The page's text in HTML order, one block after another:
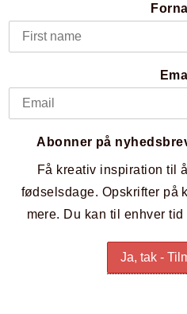
Abonner på
Få kreativ inspiration til
fødselsdage. Opskrifter på
mere. Du kan til enhver